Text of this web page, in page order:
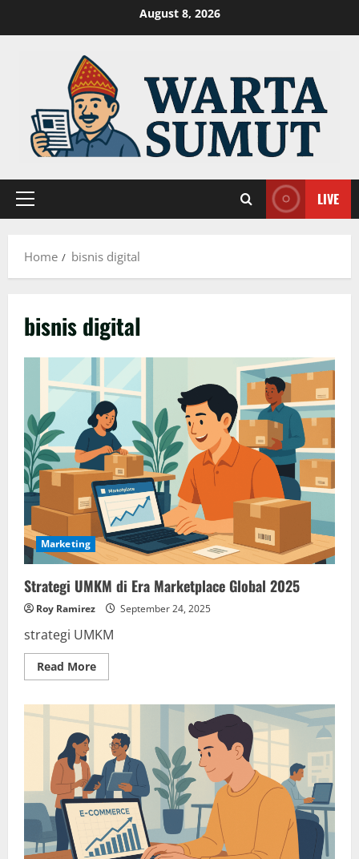
August 8, 2026
Primary
LIVE
Home bisnis digital
bisnis digital
Marketing
Strategi UMKM di Era Marketplace Global 2025
Roy Ramirez September 24, 2025
strategi UMKM
Read MoreRead
more
di
Era
Marketplace
Global
2025